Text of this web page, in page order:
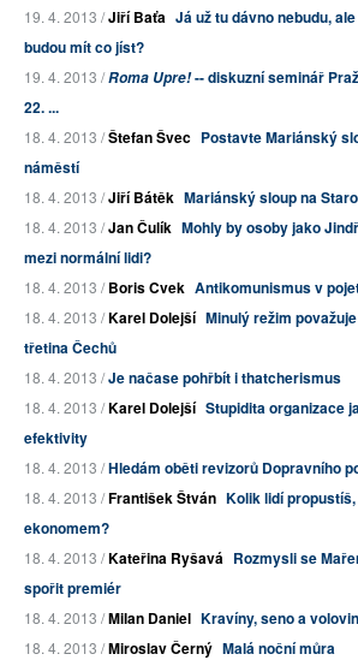
19. 4. 2013 /Jiří Baťa Já už tu dávno nebudu,
budou mít co jíst?
19. 4. 2013 /Roma Upre!-- diskuzní seminář
22. ...
18. 4. 2013 /Štefan Švec Postavte Mariánský
náměstí
18. 4. 2013 /Jiří Bátěk Mariánský sloup na
18. 4. 2013 /Jan Čulík Mohly by osoby jako
mezi normální lidi?
18. 4. 2013 /Boris Cvek Antikomunismus v
18. 4. 2013 /Karel Dolejší Minulý režim
třetina Čechů
18. 4. 2013 /Je načase pohřbít i thatcherismus
18. 4. 2013 /Karel Dolejší Stupidita organizace
efektivity
18. 4. 2013 /Hledám oběti revizorů Dopravního
18. 4. 2013 /František Štván Kolik lidí
ekonomem?
18. 4. 2013 /Kateřina Ryšavá Rozmysli se
spořit premiér
18. 4. 2013 /Milan Daniel Kravíny, seno a
18. 4. 2013 /Miroslav Černý Malá noční můra